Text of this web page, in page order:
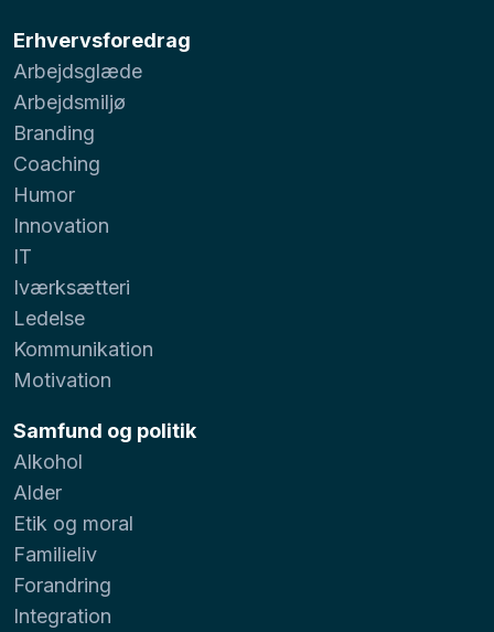
Erhvervsforedrag
Arbejdsglæde
Arbejdsmiljø
Branding
Coaching
Humor
Innovation
IT
Iværksætteri
Ledelse
Kommunikation
Motivation
Samfund og politik
Alkohol
Alder
Etik og moral
Familieliv
Forandring
Integration